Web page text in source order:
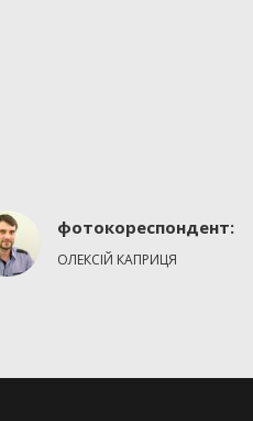
фотокореспондент:
ОЛЕКСІЙ КАПРИЦЯ